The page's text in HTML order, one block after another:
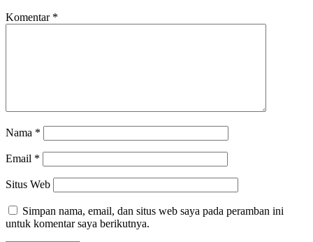
Komentar *
Nama *
Email *
Situs Web
Simpan nama, email, dan situs web saya pada peramban ini
untuk komentar saya berikutnya.